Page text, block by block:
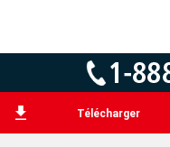
Télécharger